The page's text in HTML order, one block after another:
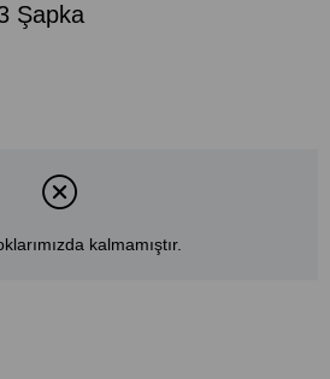
Şapka
kalmamıştır.